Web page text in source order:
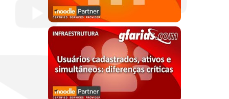
INFRAESTRUTURA
clique para assistir